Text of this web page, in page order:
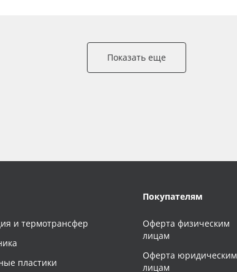
Показать еще
и термотрансфер
пластики
Покупателям
Оферта физическим
лицам
Оферта юридическим
лицам